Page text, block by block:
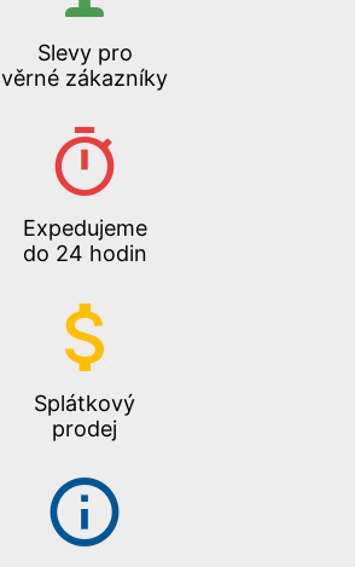
Slevy pro
věrné zákazníky
Expedujeme
do 24 hodin
Splátkový
prodej